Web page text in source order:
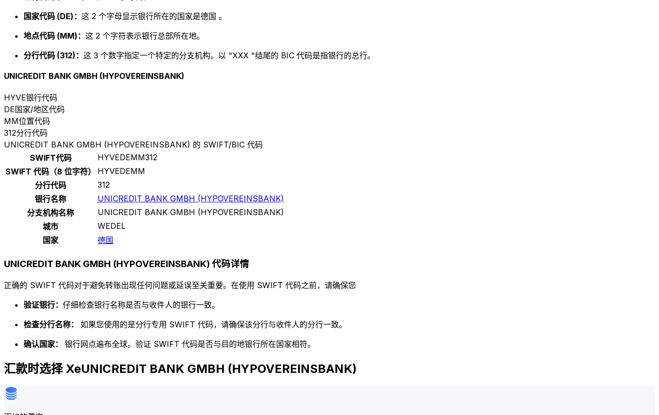
国家代码 (DE)： 这 2 个字母显示银行所在的国家是德国 。
地点代码 (MM)： 这 2 个字符表示银行总部所在地。
分行代码 (312)： 这 3 个数字指定一个特定的分支机构。以 "XXX "结尾的 BIC 代码是指银行的总行。
UNICREDIT BANK GMBH (HYPOVEREINSBANK)
HYVE银行代码
DE国家/地区代码
MM位置代码
312分行代码
UNICREDIT BANK GMBH (HYPOVEREINSBANK) 的 SWIFT/BIC 代码
SWIFT代码
HYVEDEMM312
SWIFT 代码（8 位字符）
HYVEDEMM
分行代码
312
银行名称
UNICREDIT BANK GMBH (HYPOVEREINSBANK)
分支机构名称
UNICREDIT BANK GMBH (HYPOVEREINSBANK)
城市
WEDEL
国家
德国
UNICREDIT BANK GMBH (HYPOVEREINSBANK) 代码详情
正确的 SWIFT 代码对于避免转账出现任何问题或延误至关重要。在使用 SWIFT 代码之前，请确保您
验证银行： 仔细检查银行名称是否与收件人的银行一致。
检查分行名称： 如果您使用的是分行专用 SWIFT 代码，请确保该分行与收件人的分行一致。
确认国家： 银行网点遍布全球。验证 SWIFT 代码是否与目的地银行所在国家相符。
汇款时选择 XeUNICREDIT BANK GMBH (HYPOVEREINSBANK)